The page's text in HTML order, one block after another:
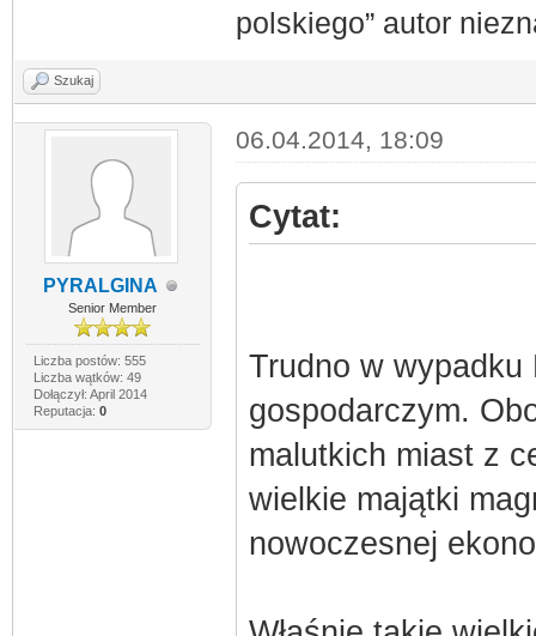
polskiego” autor
Szukaj
PYRALGINA
Senior Member
Liczba postów: 555
Liczba wątków: 49
Dołączył: April 2014
Reputacja: 0
06.04.2014, 18:09
Cytat:
Trudno w
gospodarczym.
malutkich miast z
wielkie majątki
nowoczesnej